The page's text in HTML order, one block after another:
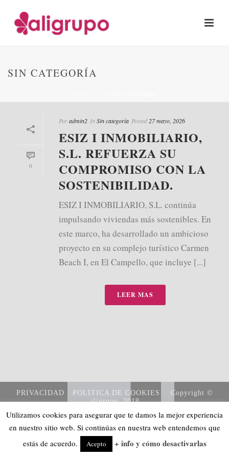
SIN CATEGORÍA
0
Poradmin2 In Sin categoría Posted 27 mayo, 2026
ESIZ I INMOBILIARIO,
S.L. REFUERZA SU
COMPROMISO CON LA
SOSTENIBILIDAD.
ESIZ I INMOBILIARIO, S.L. continúa
impulsando viviendas más sostenibles. En
este marco, ha desarrollado un ambicioso
proyecto en su complejo turístico Carmen
Beach I, en El Campello, que incluye [...]
LEER MAS
PRIVACIDAD POLITICA DE COOKIES
Copyright ©
aligrupo, 2018
Utilizamos cookies para asegurar que te damos la mejor experiencia
en nuestro sitio web. Si continúas en nuestra web entendemos que
estás de acuerdo.
Acepto + info y cómo desactivarlas